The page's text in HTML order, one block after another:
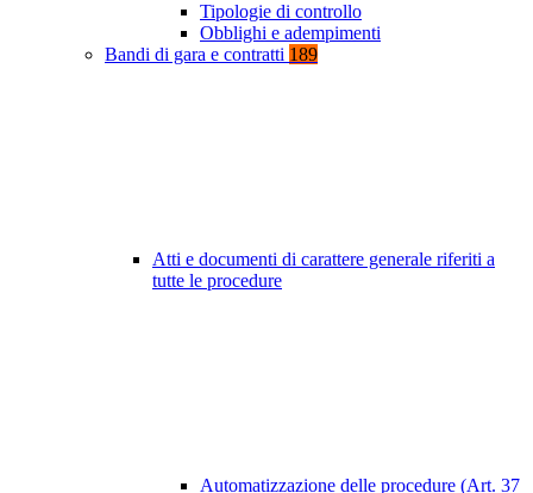
Tipologie di controllo
Obblighi e adempimenti
Bandi di gara e contratti 189
Atti e documenti di carattere generale riferiti a
tutte le procedure
Automatizzazione delle procedure (Art. 37